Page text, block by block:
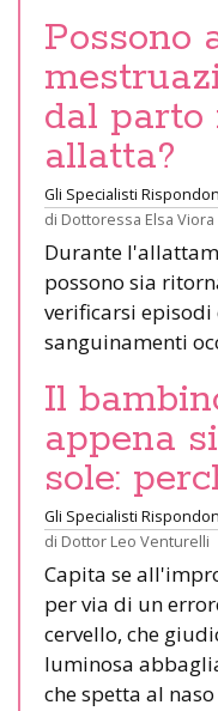
Possono
dal parto
allatta?
Gli Specialisti
di Dottoressa Elsa Viora
Durante
possono sia
verificarsi
sanguinamenti
Il
appena
sole:
Gli Specialisti
di Dottor Leo Venturelli
Capita se
per via di un
cervello, che
luminosa
che spetta al